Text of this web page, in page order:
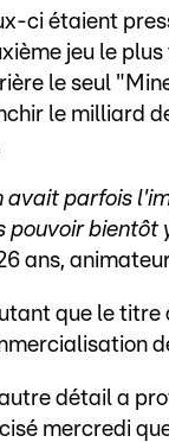
ci étaient
jeu le
le seul
le milliard
avait parfois
pouvoir bientôt
ans,
que le titre
détail a
mercredi